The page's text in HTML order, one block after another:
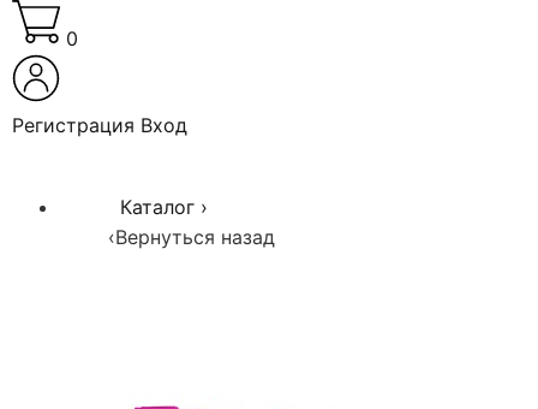
0
Регистрация Вход
Каталог ›
‹Вернуться назад